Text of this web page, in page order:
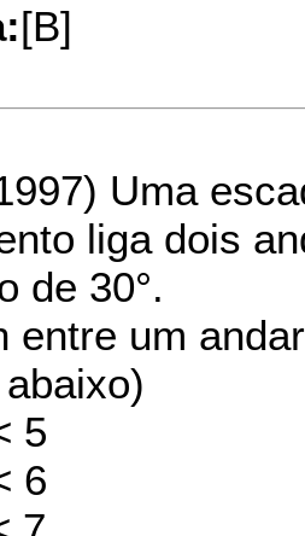
[B]
Uma
liga dois
de 30°.
entre um
5
6